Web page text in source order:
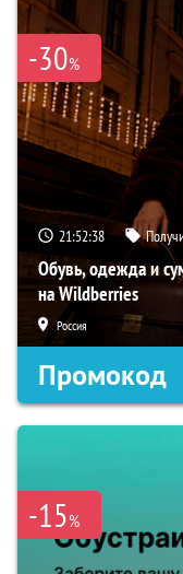
-30%
21:52:37
Обувь, одежда и
на Wildberries
Россия
Промокод
-15%